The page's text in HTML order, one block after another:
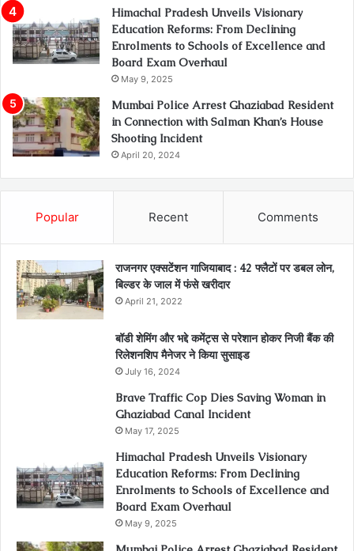
Himachal Pradesh Unveils Visionary
Education Reforms: From Declining
Enrolments to Schools of Excellence and
Board Exam Overhaul
May 9, 2025
Mumbai Police Arrest Ghaziabad Resident
in Connection with Salman Khan’s House
Shooting Incident
April 20, 2024
Popular Recent Comments
राजनगर एक्सटेंशन गाजियाबाद : 42 फ्लैटों पर डबल लोन,
बिल्डर के जाल में फंसे खरीदार
April 21, 2022
बॉडी शेमिंग और भद्दे कमेंट्स से परेशान होकर निजी बैंक की
रिलेशनशिप मैनेजर ने किया सुसाइड
July 16, 2024
Brave Traffic Cop Dies Saving Woman in
Ghaziabad Canal Incident
May 17, 2025
Himachal Pradesh Unveils Visionary
Education Reforms: From Declining
Enrolments to Schools of Excellence and
Board Exam Overhaul
May 9, 2025